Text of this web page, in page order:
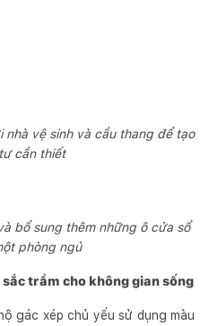
vệ sinh và cầu thang để tạo
cần thiết
bổ sung thêm những ô cửa sổ
phòng ngủ
trầm cho không gian sống
gác xép chủ yếu sử dụng màu